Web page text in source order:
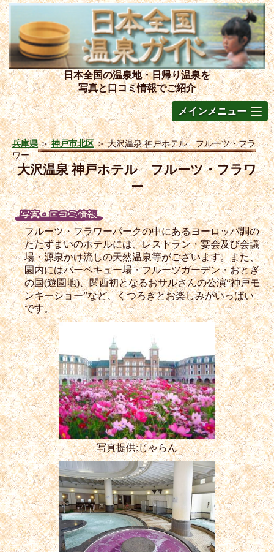
日本全国の温泉地・日帰り温泉を
写真と口コミ情報でご紹介
メインメニュー
兵庫県＞神戸市北区＞大沢温泉 神戸ホテル フルーツ・フラ
ワー
大沢温泉 神戸ホテル フルーツ・フラワ
ー
フルーツ・フラワーパークの中にあるヨーロッパ調の
たたずまいのホテルには、レストラン・宴会及び会議
場・源泉かけ流しの天然温泉等がございます。また、
園内にはバーベキュー場・フルーツガーデン・おとぎ
の国(遊園地)、関西初となるおサルさんの公演“神戸モ
ンキーショー”など、くつろぎとお楽しみがいっぱい
です。
写真提供:じゃらん